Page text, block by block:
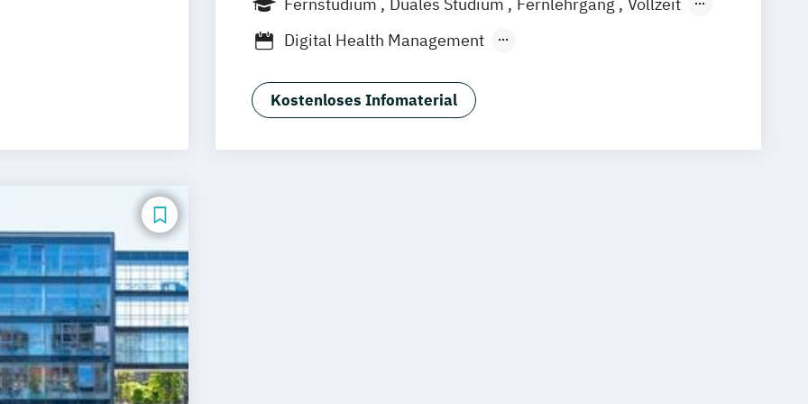
EN)
der Pädagogik
Physiotherapie
Innsbruck
Berufsbegleitendes Präsenzstudium
Digital Health Management
Gesundheitsmanagement)
Dualer MBA Health Care Management
Kostenloses Infomaterial